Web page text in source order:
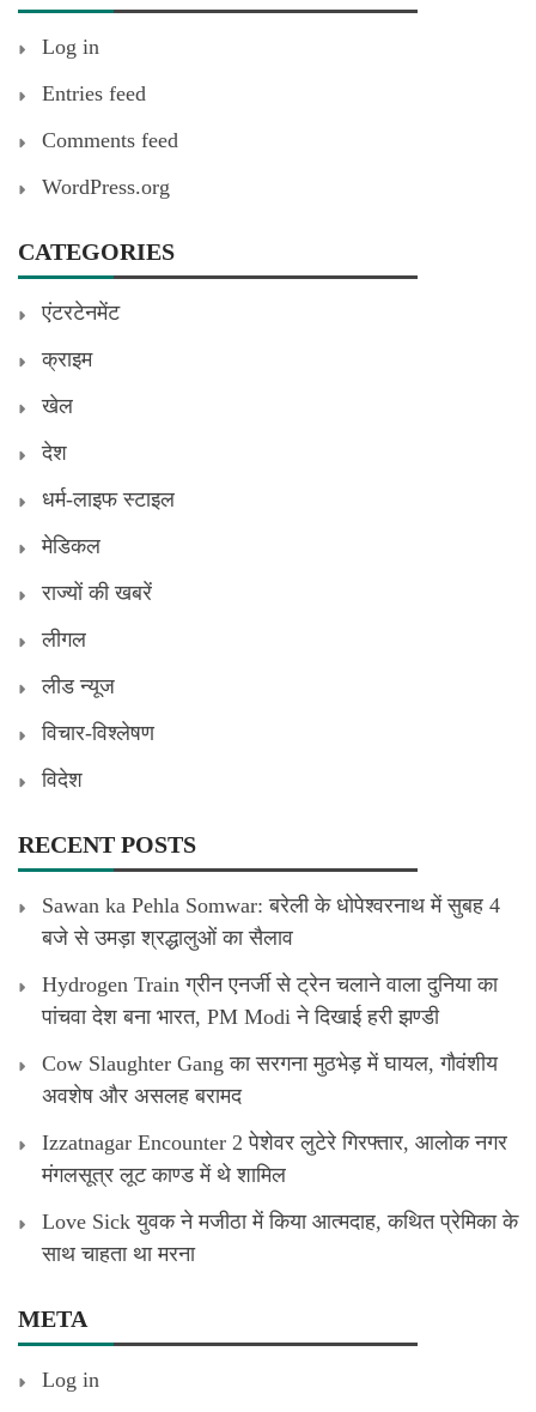
Log in
Entries feed
Comments feed
WordPress.org
CATEGORIES
एंटरटेनमेंट
क्राइम
खेल
देश
धर्म-लाइफ स्टाइल
मेडिकल
राज्यों की खबरें
लीगल
लीड न्यूज
विचार-विश्लेषण
विदेश
RECENT POSTS
Sawan ka Pehla Somwar: बरेली के धोपेश्वरनाथ में सुबह 4
बजे से उमड़ा श्रद्धालुओं का सैलाव
Hydrogen Train ग्रीन एनर्जी से ट्रेन चलाने वाला दुनिया का
पांचवा देश बना भारत, PM Modi ने दिखाई हरी झण्डी
Cow Slaughter Gang का सरगना मुठभेड़ में घायल, गौवंशीय
अवशेष और असलह बरामद
Izzatnagar Encounter 2 पेशेवर लुटेरे गिरफ्तार, आलोक नगर
मंगलसूत्र लूट काण्‍ड में थे शामिल
Love Sick युवक ने मजीठा में किया आत्मदाह, कथित प्रेमिका के
साथ चाहता था मरना
META
Log in